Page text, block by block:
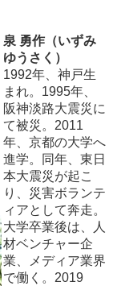
泉 勇作（いずみ
ゆうさく）
1992年、神戸生
まれ。1995年、
阪神淡路大震災に
て被災。2011
年、京都の大学へ
進学。同年、東日
本大震災が起こ
り、災害ボランテ
ィアとして奔走。
大学卒業後は、人
材ベンチャー企
業、メディア業界
で働く。2019